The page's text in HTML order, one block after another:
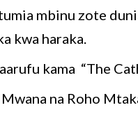
mbinu zote
kwa haraka.
kama “The
Mwana na Roho